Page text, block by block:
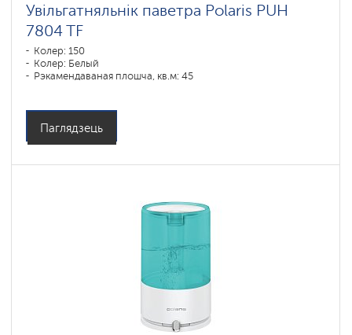
Увільгатняльнік паветра Polaris PUH
7804 TF
Колер: 150
Колер: Белый
Рэкамендаваная плошча, кв.м: 45
Паглядзець